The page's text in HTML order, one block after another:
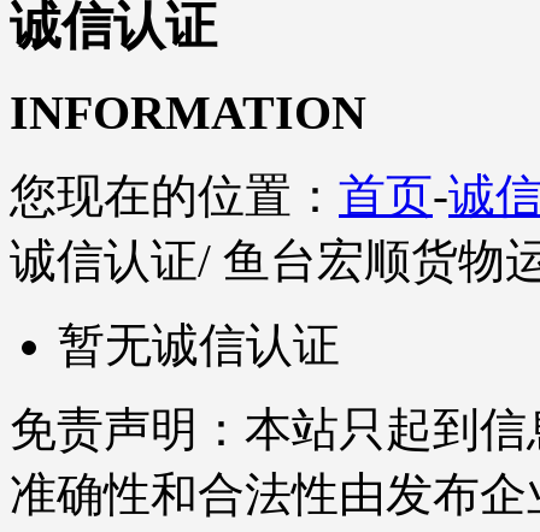
诚信认证
INFORMATION
您现在的位置： 首页-诚
诚信认证/ 鱼台宏顺货物
暂无诚信认证
免责声明：本站只起到
准确性和合法性由发布